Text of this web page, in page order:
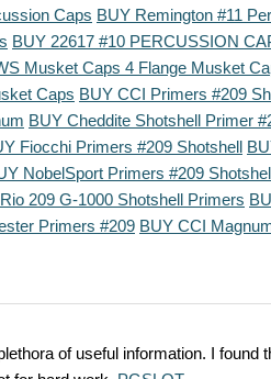
Caps BUY Remington #11
BUY 22617 #10 PERCUSSION
Musket Caps 4 Flange Musket
Caps BUY CCI Primers #209
BUY Cheddite Shotshell Primer
Fiocchi Primers #209 Shotshell
NobelSport Primers #209
209 G-1000 Shotshell Primers
Primers #209 BUY CCI
of useful information. I found